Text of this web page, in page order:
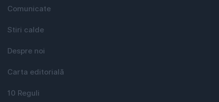
Comunicate
Stiri calde
Despre noi
Carta editorială
10 Reguli